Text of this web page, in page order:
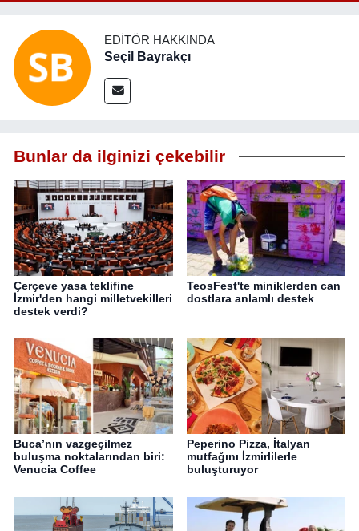
EDITÖR HAKKINDA
Seçil Bayrakçı
Bunlar da ilginizi çekebilir
Çerçeve yasa teklifine
İzmir'den hangi milletvekilleri
destek verdi?
TeosFest'te miniklerden can
dostlara anlamlı destek
Buca’nın vazgeçilmez
buluşma noktalarından biri:
Venucia Coffee
Peperino Pizza, İtalyan
mutfağını İzmirlilerle
buluşturuyor